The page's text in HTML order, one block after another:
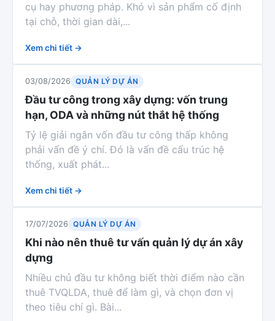
cụ hay phương pháp. Khó vì sản phẩm cố định
tại chỗ, thời gian dài,...
Xem chi tiết →
03/08/2026 QUẢN LÝ DỰ ÁN
Đầu tư công trong xây dựng: vốn trung
hạn, ODA và những nút thắt hệ thống
Tỷ lệ giải ngân vốn đầu tư công thấp không
phải vấn đề ý chí. Đó là vấn đề cấu trúc hệ
thống, xuất phát...
Xem chi tiết →
17/07/2026 QUẢN LÝ DỰ ÁN
Khi nào nên thuê tư vấn quản lý dự án xây
dựng
Nhiều chủ đầu tư không biết thời điểm nào cần
thuê TVQLDA, thuê để làm gì, và chọn đơn vị
theo tiêu chí gì. Bài...